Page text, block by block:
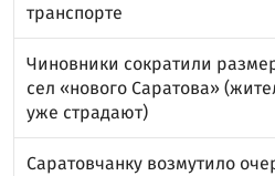
транспорте
Чиновники сократили
сел «нового Саратова»
уже страдают)
Саратовчанку возмутило